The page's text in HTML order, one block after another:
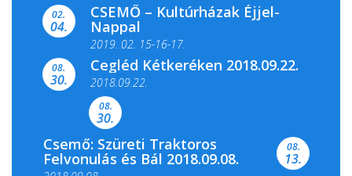
filmkínálattal, családi...
02.
04.
CSEMŐ – Kultúrházak Éjjel-
Nappal
2019. 02. 15-16-17.
Színes és tartalmas programokkal várja a
Csemői Községi Könyvtár és...
08.
30.
Cegléd Kétkeréken 2018.09.22.
2018.09.22.
08.
30.
Csemő: Szüreti Traktoros
Felvonulás és Bál 2018.09.08.
08.
13.